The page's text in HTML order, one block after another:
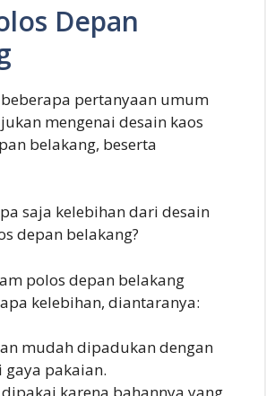
Depan
pertanyaan umum
mengenai desain kaos
belakang, beserta
saja kelebihan dari desain
depan belakang?
polos depan belakang
kelebihan, diantaranya:
mudah dipadukan dengan
gaya pakaian.